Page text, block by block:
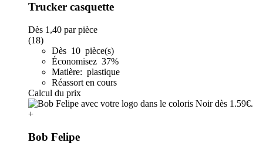
Trucker casquette
Dès 1,40 par pièce
(18)
Dès 10 pièce(s)
Économisez 37%
Matière: plastique
Réassort en cours
Calcul du prix
+
Bob Felipe